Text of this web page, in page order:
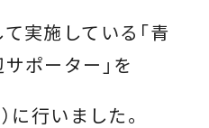
実施している「青
ポーター」を
に行いました。